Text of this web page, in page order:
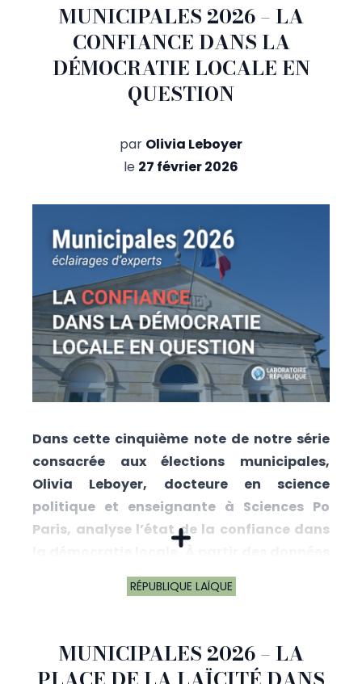
MUNICIPALES 2026 – LA
CONFIANCE DANS LA
DÉMOCRATIE LOCALE EN
QUESTION
par Olivia Leboyer
le 27 février 2026
Dans cette cinquième note de notre série
consacrée aux élections municipales,
Olivia Leboyer, docteure en science
politique et enseignante à Sciences Po
Paris, analyse l’état de la confiance dans
la démocratie locale. À partir des données
du CEVIPOF et de travaux récents sur la
confiance politique, elle interroge le rôle
défiance généralisée, de transformation
des règles électorales et d’attentes
RÉPUBLIQUE LAÏQUE
MUNICIPALES 2026 – LA